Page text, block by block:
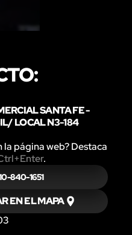
SANTA FE -
LOCAL N3-184
la página web? Destaca
.
840-1651
EN EL MAPA